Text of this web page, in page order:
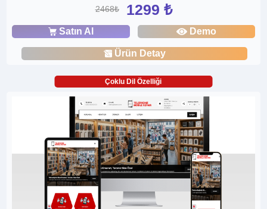
2468₺ 1299 ₺
Satın Al Demo
Ürün Detay
Çoklu Dil Özelliği